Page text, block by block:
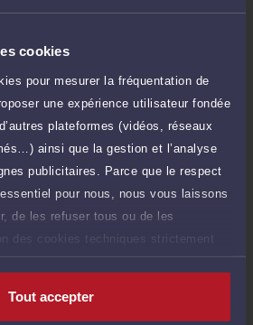
cookies
pour mesurer la fréquentation de
une expérience utilisateur fondée
plateformes (vidéos, réseaux
ainsi que la gestion et l’analyse
publicitaires. Parce que le respect
pour nous, nous vous laissons
de les refuser tous ou de les
des cookies techniques strictement
du site.
Tout accepter
à votre question (moins TTC
écrite
dossier + possibilité
pièce jointe
150 €
TTC
Consulter par écrit